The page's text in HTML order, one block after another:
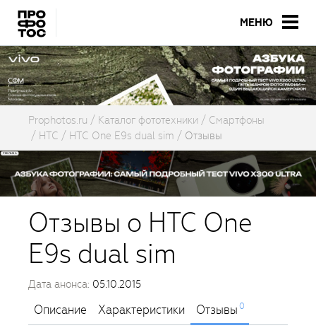
МЕНЮ
Prophotos.ru Каталог фототехники
Смартфоны
HTC
HTC One E9s dual sim Отзывы
Отзывы о HTC One
E9s dual sim
Дата анонса: 05.10.2015
Описание Характеристики Отзывы0